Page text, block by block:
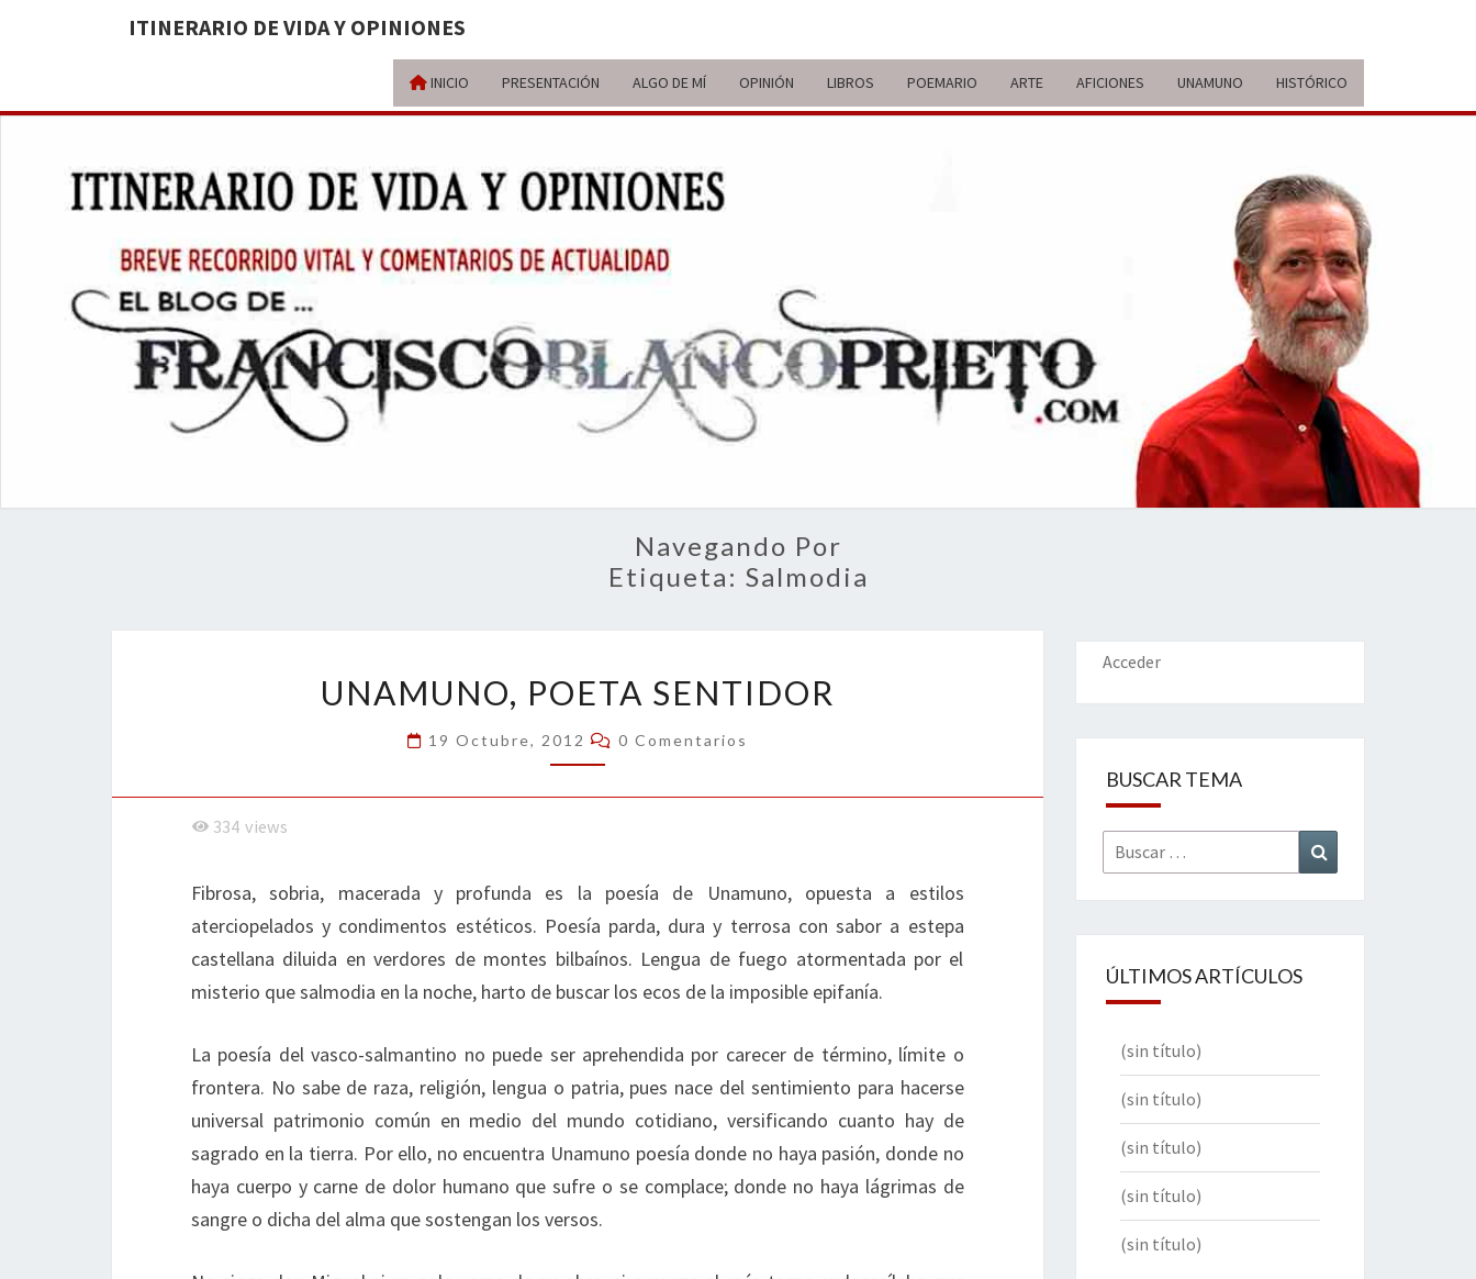
ITINERARIO DE VIDA Y OPINIONES
INICIO PRESENTACIÓN ALGO DE MÍ OPINIÓN LIBROS POEMARIO ARTE AFICIONES UNAMUNO HISTÓRICO
ITINERARIO
DE VIDA Y
OPINIONES
BREVE
RECORRIDO
VITAL Y
COMENTARIOS
ACTUALIDAD
Navegando Por
Etiqueta: Salmodia
POETA
SENTIDOR
UNAMUNO, POETA SENTIDOR
19 Octubre, 2012 Comentarios
0 Comentarios
334 views
Fibrosa, sobria, macerada y profunda es la poesía de Unamuno, opuesta a estilos
aterciopelados y condimentos estéticos. Poesía parda, dura y terrosa con sabor a estepa
castellana diluida en verdores de montes bilbaínos. Lengua de fuego atormentada por el
misterio que salmodia en la noche, harto de buscar los ecos de la imposible epifanía.
La poesía del vasco-salmantino no puede ser aprehendida por carecer de término, límite o
frontera. No sabe de raza, religión, lengua o patria, pues nace del sentimiento para hacerse
universal patrimonio común en medio del mundo cotidiano, versificando cuanto hay de
sagrado en la tierra. Por ello, no encuentra Unamuno poesía donde no haya pasión, donde no
haya cuerpo y carne de dolor humano que sufre o se complace; donde no haya lágrimas de
sangre o dicha del alma que sostengan los versos.
Acceder
BUSCAR TEMA
Buscar
por:
ÚLTIMOS ARTÍCULOS
(sin título)
(sin título)
(sin título)
(sin título)
(sin título)